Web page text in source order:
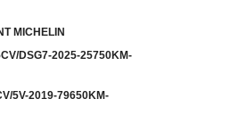
MICHELIN
DSG7-2025-25750KM-
5V-2019-79650KM-